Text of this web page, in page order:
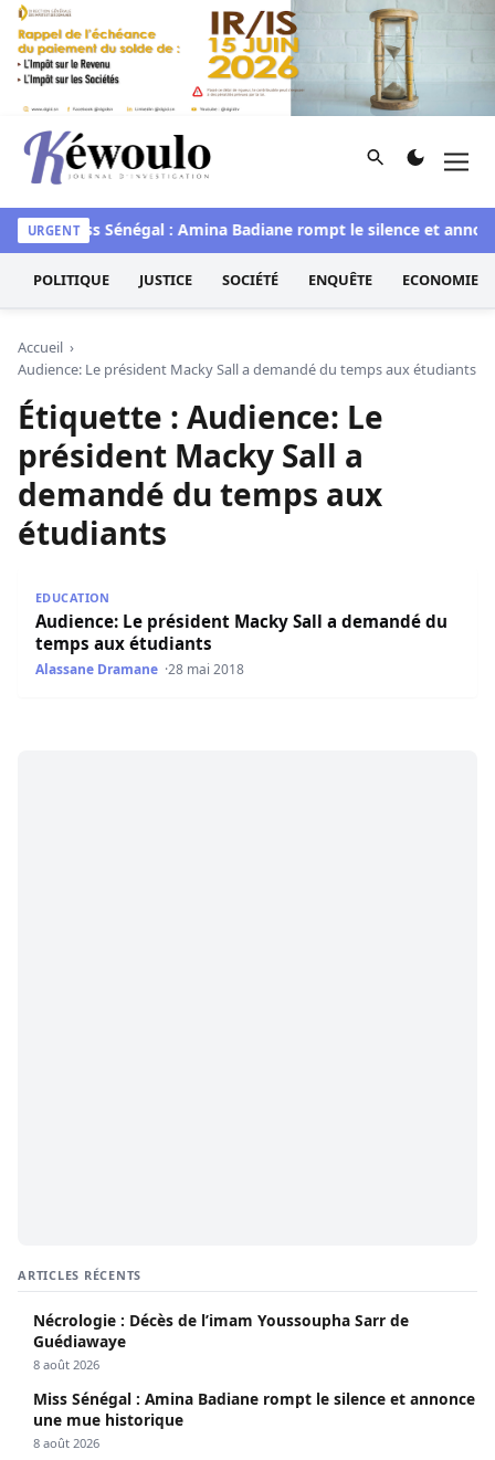
Aller au contenu
Kéwoulo, le premier site d'information et d'investigation
Rechercher
URGENTMiss Sénégal : Amina Badiane rompt le silence et
POLITIQUE JUSTICE SOCIÉTÉ ENQUÊTE ECONOMIE
Accueil
Audience: Le président Macky Sall a demandé du temps aux étudiants
Étiquette : Audience: Le
président Macky Sall a
demandé du temps aux
étudiants
EDUCATION
Audience: Le président Macky Sall a demandé du
temps aux étudiants
Alassane Dramane 28 mai 2018
ARTICLES RÉCENTS
Nécrologie : Décès de l’imam Youssoupha Sarr de
Guédiawaye
8 août 2026
Miss Sénégal : Amina Badiane rompt le silence et annonce
une mue historique
8 août 2026